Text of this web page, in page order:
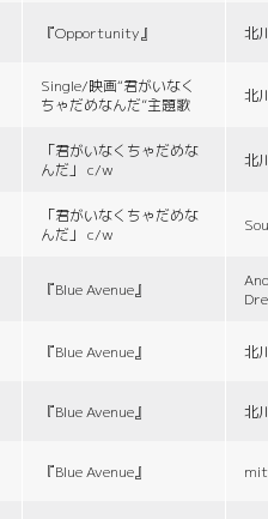
『Opportunity』 北
Single/映画“君がいなく
ちゃだめなんだ”主題歌
北
「君がいなくちゃだめな
んだ」 c/w
北
「君がいなくちゃだめな
んだ」 c/w
『Blue Avenue』
『Blue Avenue』 北
『Blue Avenue』 北
『Blue Avenue』